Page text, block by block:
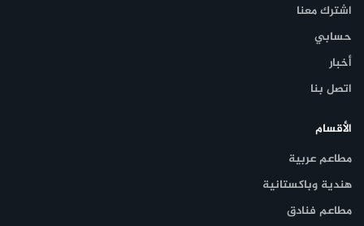
اشترك معنا
حسابي
أخبار
اتصل بنا
الأقسام
مطاعم عربية
هندية وباكستانية
مطاعم فنادق